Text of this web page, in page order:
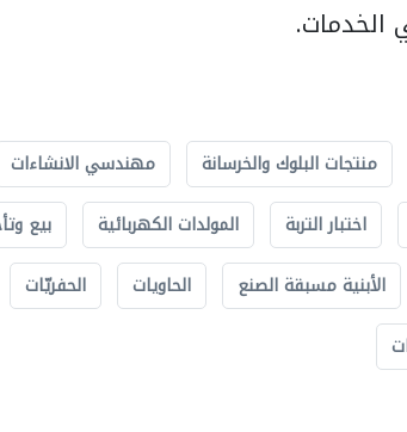
الخدمات.
منتجات البلوك والخرسانة مهندسي الانشاءات
اختبار التربة المولدات الكهربائية بيع
الأبنية مسبقة الصنع الحاويات الحفريّات